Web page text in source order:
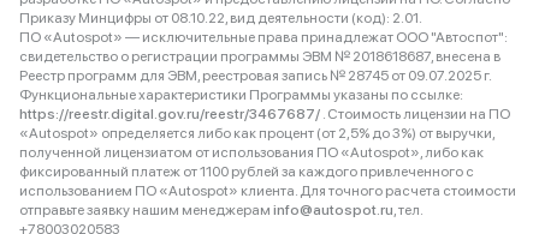
Приказу Минцифры от 08.10.22, вид деятельности (код): 2.01.
ПО «Autospot» — исключительные права принадлежат ООО "Автоспот":
свидетельство о регистрации программы ЭВМ № 2018618687, внесена в
Реестр программ для ЭВМ, реестровая запись № 28745 от 09.07.2025 г.
Функциональные характеристики Программы указаны по ссылке:
https://reestr.digital.gov.ru/reestr/3467687/ . Стоимость лицензии на ПО
«Autospot» определяется либо как процент (от 2,5% до 3%) от выручки,
полученной лицензиатом от использования ПО «Autospot», либо как
фиксированный платеж от 1100 рублей за каждого привлеченного с
использованием ПО «Autospot» клиента. Для точного расчета стоимости
отправьте заявку нашим менеджерам info@autospot.ru, тел.
+78003020583